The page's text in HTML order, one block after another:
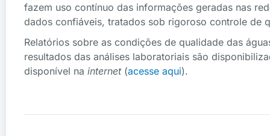
fazem uso contínuo das informações geradas nas
dados confiáveis, tratados sob rigoroso controle de
Relatórios sobre as condições de qualidade das
resultados das análises laboratoriais são
disponível na internet(acesse aqui).